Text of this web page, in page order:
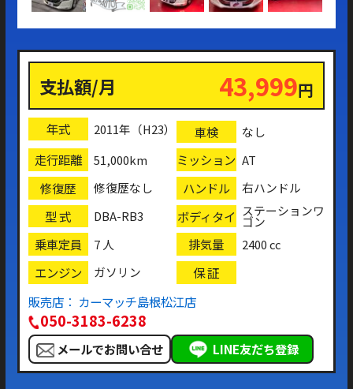
支払額/月 43,999円
年式 2011年（H23） 車検 なし
走行距離 51,000km ミッション AT
修復歴 修復歴なし ハンドル 右ハンドル
型 式 DBA-RB3
ボディタイ
プ
ステーションワ
ゴン
乗車定員 7 人 排気量 2400 cc
エンジン ガソリン
保 証
販売店： カーマッチ島根松江店
050-3183-6238
メールでお問い合せ LINE友だち登録